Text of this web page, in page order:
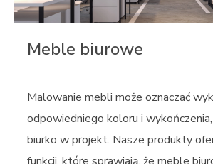
Meble biurowe
Malowanie mebli może oznaczać
odpowiedniego koloru i
biurko w projekt. Nasze produkty